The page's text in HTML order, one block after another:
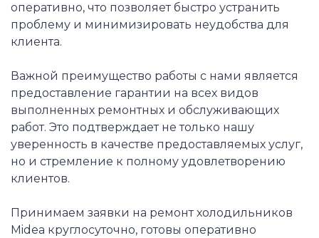
оперативно, что позволяет быстро устранить
проблему и минимизировать неудобства для
клиента.
Важной преимущество работы с нами является
предоставление гарантии на всех видов
выполненных ремонтных и обслуживающих
работ. Это подтверждает не только нашу
уверенность в качестве предоставляемых услуг,
но и стремление к полному удовлетворению
клиентов.
Принимаем заявки на ремонт холодильников
Midea круглосуточно, готовы оперативно